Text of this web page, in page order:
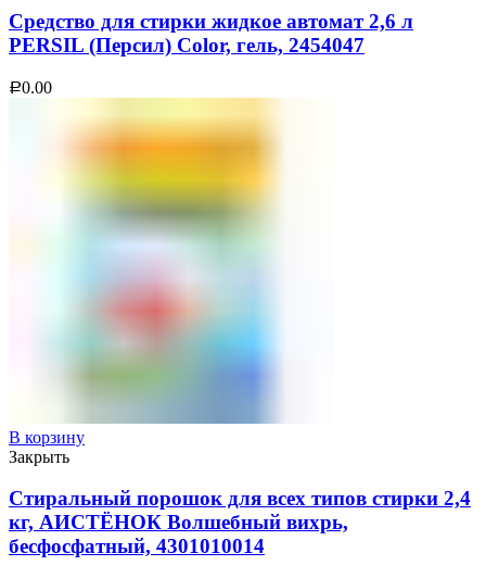
Средство для стирки жидкое автомат 2,6 л
PERSIL (Персил) Color, гель, 2454047
Р0.00
В корзину
Закрыть
Стиральный порошок для всех типов стирки 2,4
кг, АИСТЁНОК Волшебный вихрь,
бесфосфатный, 4301010014